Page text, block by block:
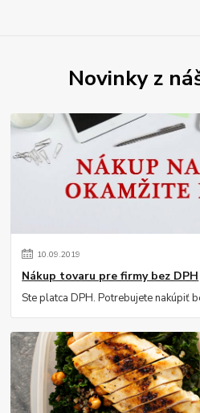
Novinky z
10.09.2019
Nákup tovaru pre firmy bez DPH
Ste platca DPH. Potrebujete nakúpiť